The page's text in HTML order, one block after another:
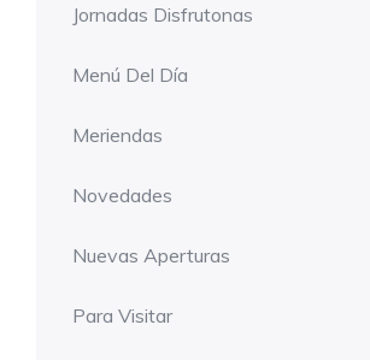
Jornadas Disfrutonas
Menú Del Día
Meriendas
Novedades
Nuevas Aperturas
Para Visitar